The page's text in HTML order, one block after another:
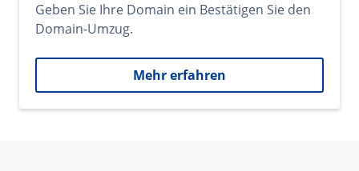
Geben Sie Ihre Domain ein Bestätigen Sie den
Domain-Umzug.
Mehr erfahren